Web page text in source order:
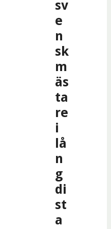
sv
e
n
sk
m
äs
ta
re
i
lå
n
g
di
st
a